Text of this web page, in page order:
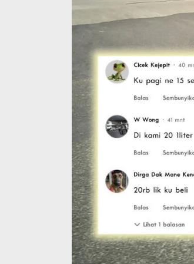
Ini Dia Hubungan Partai Garuda
dengan Gerindra
Februari 19, 2018